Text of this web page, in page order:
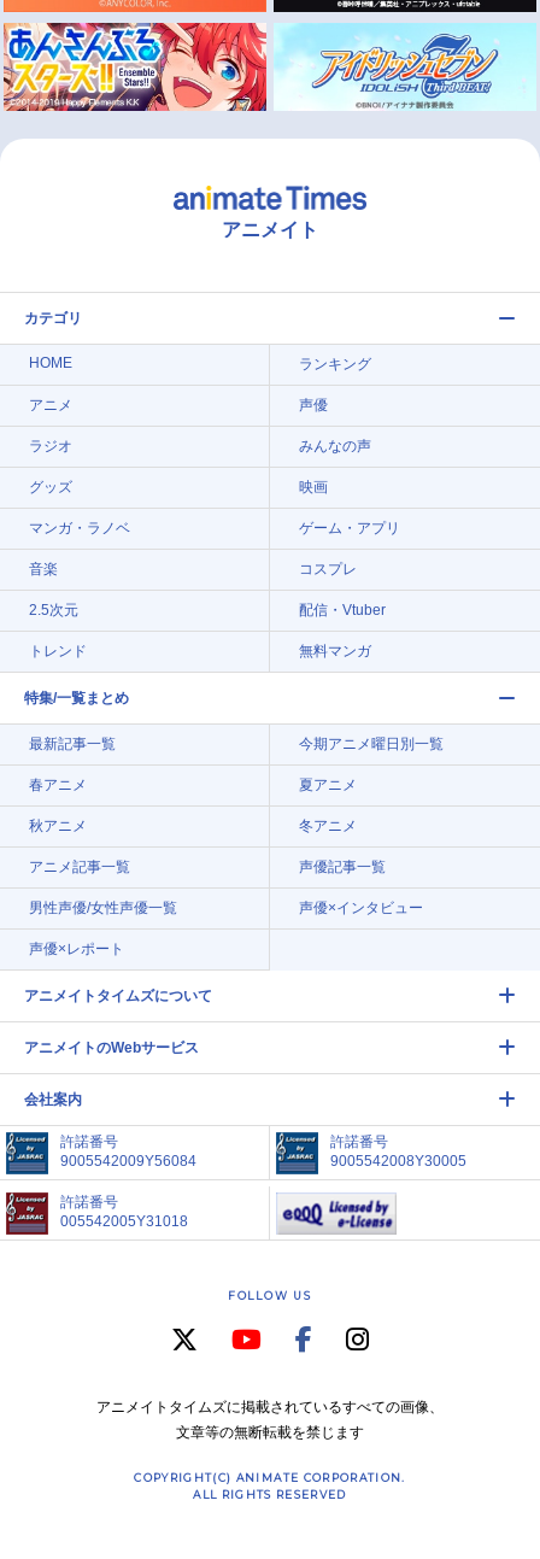
アニメイト
カテゴリ
HOME ランキング
アニメ 声優
ラジオ みんなの声
グッズ 映画
マンガ・ラノベ ゲーム・アプリ
音楽 コスプレ
2.5次元 配信・Vtuber
トレンド 無料マンガ
特集/一覧まとめ
最新記事一覧 今期アニメ曜日別一覧
春アニメ 夏アニメ
秋アニメ 冬アニメ
アニメ記事一覧 声優記事一覧
男性声優/女性声優一覧 声優×インタビュー
声優×レポート
アニメイトタイムズについて
アニメイトのWebサービス
会社案内
許諾番号
9005542009Y56084
許諾番号
9005542008Y30005
許諾番号
005542005Y31018
FOLLOW US
アニメイトタイムズに掲載されているすべての画像、
文章等の無断転載を禁じます
COPYRIGHT(C) ANIMATE CORPORATION.
ALL RIGHTS RESERVED